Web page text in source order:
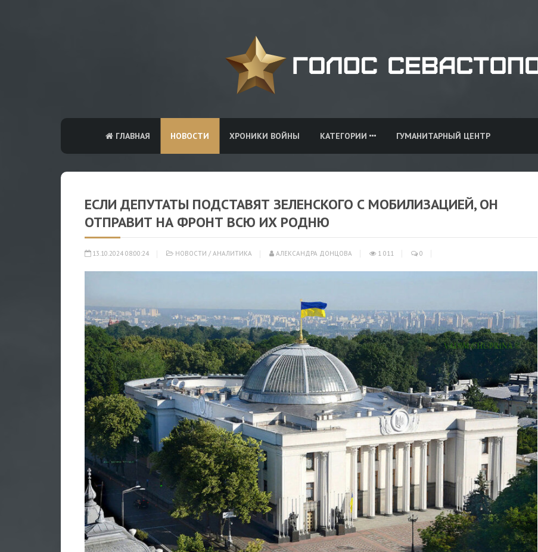
ГЛАВНАЯ НОВОСТИ ХРОНИКИ ВОЙНЫ КАТЕГОРИИ ГУМАНИТАРНЫЙ ЦЕНТР
ЕСЛИ ДЕПУТАТЫ ПОДСТАВЯТ ЗЕЛЕНСКОГО С МОБИЛИЗАЦИЕЙ, ОН
ОТПРАВИТ НА ФРОНТ ВСЮ ИХ РОДНЮ
13.10.2024 08:00:24 НОВОСТИ / АНАЛИТИКА АЛЕКСАНДРА ДОНЦОВА 1 011 0